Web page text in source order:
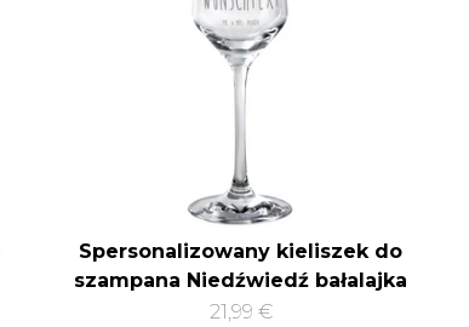
Spersonalizowany kieliszek do
szampana Niedźwiedź bałalajka
21,99 €